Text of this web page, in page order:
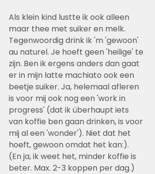
Als klein kind lustte ik ook alleen
maar thee met suiker en melk.
Tegenwoordig drink ik 'm 'gewoon'
au naturel. Je hoeft geen 'heilige' te
zijn. Ben ik ergens anders dan gaat
er in mijn latte machiato ook een
beetje suiker. Ja, helemaal afleren
is voor mij ook nog een 'work in
progress' (dat ik überhaupt iets
van koffie ben gaan drinken, is voor
mij al een 'wonder'). Niet dat het
hoeft, gewoon omdat het kan:).
(En ja, ik weet het, minder koffie is
beter. Max. 2-3 koppen per dag.)